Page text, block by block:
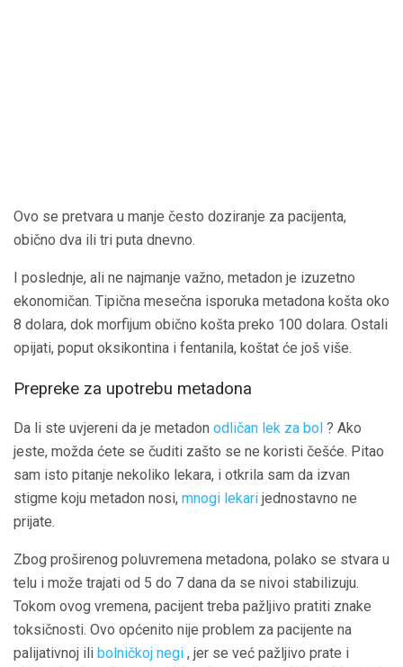
Ovo se pretvara u manje često doziranje za pacijenta,
obično dva ili tri puta dnevno.
I poslednje, ali ne najmanje važno, metadon je izuzetno
ekonomičan. Tipična mesečna isporuka metadona košta oko
8 dolara, dok morfijum obično košta preko 100 dolara. Ostali
opijati, poput oksikontina i fentanila, koštat će još više.
Prepreke za upotrebu metadona
Da li ste uvjereni da je metadon odličan lek za bol ? Ako
jeste, možda ćete se čuditi zašto se ne koristi češće. Pitao
sam isto pitanje nekoliko lekara, i otkrila sam da izvan
stigme koju metadon nosi, mnogi lekari jednostavno ne
prijate.
Zbog proširenog poluvremena metadona, polako se stvara u
telu i može trajati od 5 do 7 dana da se nivoi stabilizuju.
Tokom ovog vremena, pacijent treba pažljivo pratiti znake
toksičnosti. Ovo općenito nije problem za pacijente na
palijativnoj ili bolničkoj negi , jer se već pažljivo prate i